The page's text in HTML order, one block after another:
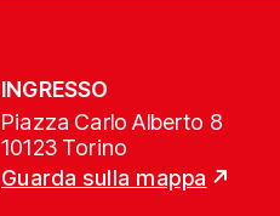
INGRESSO
Piazza Carlo Alberto 8
10123 Torino
Guarda sulla mappa